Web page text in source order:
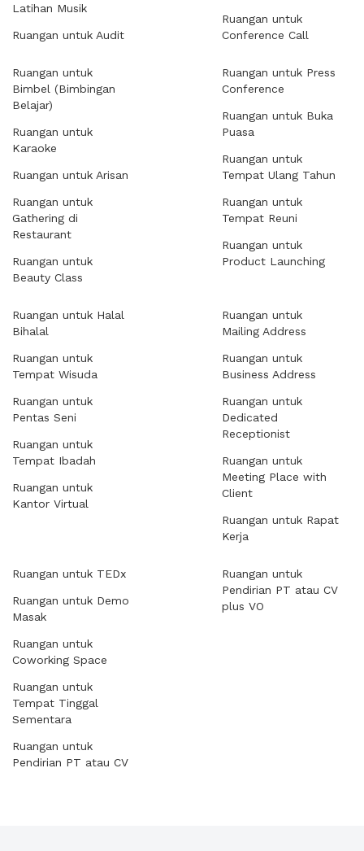
Latihan Musik
Ruangan untuk Audit
Ruangan untuk
Conference Call
Ruangan untuk
Bimbel (Bimbingan
Belajar)
Ruangan untuk
Karaoke
Ruangan untuk Arisan
Ruangan untuk
Gathering di
Restaurant
Ruangan untuk
Beauty Class
Ruangan untuk Press
Conference
Ruangan untuk Buka
Puasa
Ruangan untuk
Tempat Ulang Tahun
Ruangan untuk
Tempat Reuni
Ruangan untuk
Product Launching
Ruangan untuk Halal
Bihalal
Ruangan untuk
Tempat Wisuda
Ruangan untuk
Pentas Seni
Ruangan untuk
Tempat Ibadah
Ruangan untuk
Kantor Virtual
Ruangan untuk
Mailing Address
Ruangan untuk
Business Address
Ruangan untuk
Dedicated
Receptionist
Ruangan untuk
Meeting Place with
Client
Ruangan untuk Rapat
Kerja
Ruangan untuk TEDx
Ruangan untuk Demo
Masak
Ruangan untuk
Coworking Space
Ruangan untuk
Tempat Tinggal
Sementara
Ruangan untuk
Pendirian PT atau CV
Ruangan untuk
Pendirian PT atau CV
plus VO